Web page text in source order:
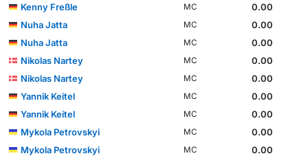
Kenny Freßle
MC
0.00
Nuha Jatta
MC
0.00
Nuha Jatta
MC
0.00
Nikolas Nartey
MC
0.00
Nikolas Nartey
MC
0.00
Yannik Keitel
MC
0.00
Yannik Keitel
MC
0.00
Mykola Petrovskyi
MC
0.00
Mykola Petrovskyi
MC 0.00